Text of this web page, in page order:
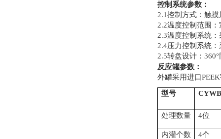
控制系统参数：
2.1控制方式：触
2.2温度控制范围
2.3温度控制系统
2.4压力控制系统
2.5转盘设计：
反应罐参数：
外罐采用进口
型号
处理数量 4位
内灌个数 4个